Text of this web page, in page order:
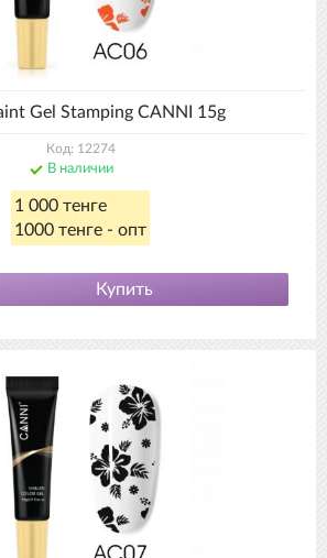
Gel Stamping CANNI 15g
Код: 12274
В наличии
1 000 тенге
1000 тенге - опт
Купить